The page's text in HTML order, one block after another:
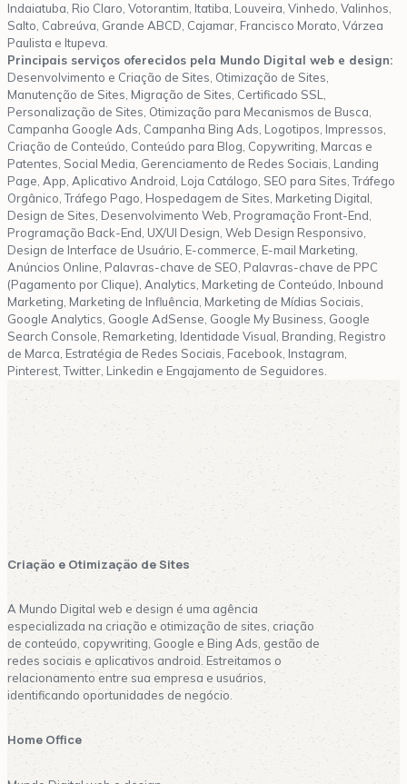
Indaiatuba, Rio Claro, Votorantim, Itatiba, Louveira, Vinhedo, Valinhos,
Salto, Cabreúva, Grande ABCD, Cajamar, Francisco Morato, Várzea
Paulista e Itupeva.
Principais serviços oferecidos pela Mundo Digital web e design:
Desenvolvimento e Criação de Sites, Otimização de Sites,
Manutenção de Sites, Migração de Sites, Certificado SSL,
Personalização de Sites, Otimização para Mecanismos de Busca,
Campanha Google Ads, Campanha Bing Ads, Logotipos, Impressos,
Criação de Conteúdo, Conteúdo para Blog, Copywriting, Marcas e
Patentes, Social Media, Gerenciamento de Redes Sociais, Landing
Page, App, Aplicativo Android, Loja Catálogo, SEO para Sites, Tráfego
Orgânico, Tráfego Pago, Hospedagem de Sites, Marketing Digital,
Design de Sites, Desenvolvimento Web, Programação Front-End,
Programação Back-End, UX/UI Design, Web Design Responsivo,
Design de Interface de Usuário, E-commerce, E-mail Marketing,
Anúncios Online, Palavras-chave de SEO, Palavras-chave de PPC
(Pagamento por Clique), Analytics, Marketing de Conteúdo, Inbound
Marketing, Marketing de Influência, Marketing de Mídias Sociais,
Google Analytics, Google AdSense, Google My Business, Google
Search Console, Remarketing, Identidade Visual, Branding, Registro
de Marca, Estratégia de Redes Sociais, Facebook, Instagram,
Pinterest, Twitter, Linkedin e Engajamento de Seguidores.
Ads Gerenciamento Redes
de Sites Marketing Digital
Criação e Otimização de Sites
A Mundo Digital web e design é uma agência
especializada na criação e otimização de sites, criação
de conteúdo, copywriting, Google e Bing Ads, gestão de
redes sociais e aplicativos android. Estreitamos o
relacionamento entre sua empresa e usuários,
identificando oportunidades de negócio.
Home Office